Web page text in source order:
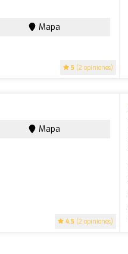
5 (2 opiniones)
Mapa
4.5 (2 opiniones)
Mapa